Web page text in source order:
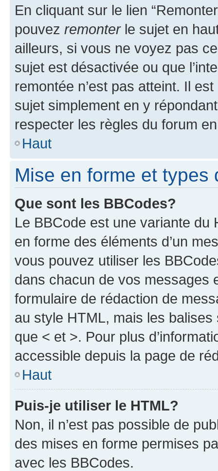
En cliquant sur le lien
pouvez remonterle sujet en
ailleurs, si vous ne voyez pas
sujet est désactivée ou que
remontée n’est pas atteint. Il
sujet simplement en y
respecter les règles du forum
Haut
Mise en forme et types
Que sont les BBCodes?
Le BBCode est une variante du
en forme des éléments d’un
vous pouvez utiliser les
dans chacun de vos messages
formulaire de rédaction de
au style HTML, mais les
que < et >. Pour plus
accessible depuis la page de
Haut
Puis-je utiliser le HTML?
Non, il n’est pas possible de
des mises en forme permises
avec les BBCodes.